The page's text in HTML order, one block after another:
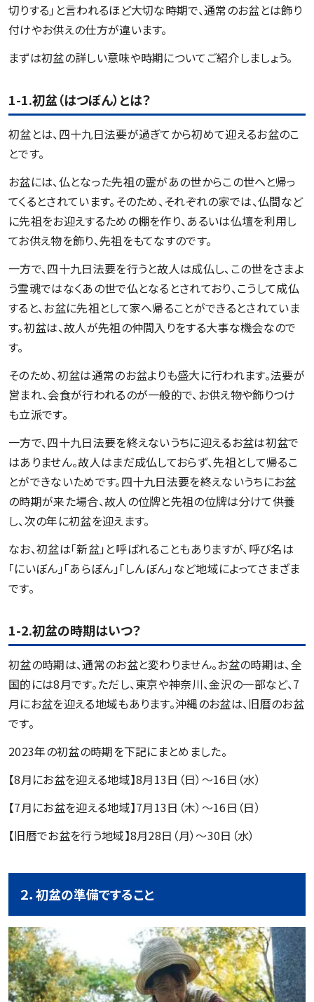
切りする」と言われるほど大切な時期で、通常のお盆とは飾り
付けやお供えの仕方が違います。
まずは初盆の詳しい意味や時期についてご紹介しましょう。
1-1.初盆（はつぼん）とは？
初盆とは、四十九日法要が過ぎてから初めて迎えるお盆のこ
とです。
お盆には、仏となった先祖の霊があの世からこの世へと帰っ
てくるとされています。そのため、それぞれの家では、仏間など
に先祖をお迎えするための棚を作り、あるいは仏壇を利用し
てお供え物を飾り、先祖をもてなすのです。
一方で、四十九日法要を行うと故人は成仏し、この世をさまよ
う霊魂ではなくあの世で仏となるとされており、こうして成仏
すると、お盆に先祖として家へ帰ることができるとされていま
す。初盆は、故人が先祖の仲間入りをする大事な機会なので
す。
そのため、初盆は通常のお盆よりも盛大に行われます。法要が
営まれ、会食が行われるのが一般的で、お供え物や飾りつけ
も立派です。
一方で、四十九日法要を終えないうちに迎えるお盆は初盆で
はありません。故人はまだ成仏しておらず、先祖として帰るこ
とができないためです。四十九日法要を終えないうちにお盆
の時期が来た場合、故人の位牌と先祖の位牌は分けて供養
し、次の年に初盆を迎えます。
なお、初盆は「新盆」と呼ばれることもありますが、呼び名は
「にいぼん」「あらぼん」「しんぼん」など地域によってさまざま
です。
1-2.初盆の時期はいつ？
初盆の時期は、通常のお盆と変わりません。お盆の時期は、全
国的には8月です。ただし、東京や神奈川、金沢の一部など、7
月にお盆を迎える地域もあります。沖縄のお盆は、旧暦のお盆
です。
2023年の初盆の時期を下記にまとめました。
【8月にお盆を迎える地域】8月13日（日）～16日（水）
【7月にお盆を迎える地域】7月13日（木）～16日（日）
【旧暦でお盆を行う地域】8月28日（月）～30日（水）
２．初盆の準備ですること